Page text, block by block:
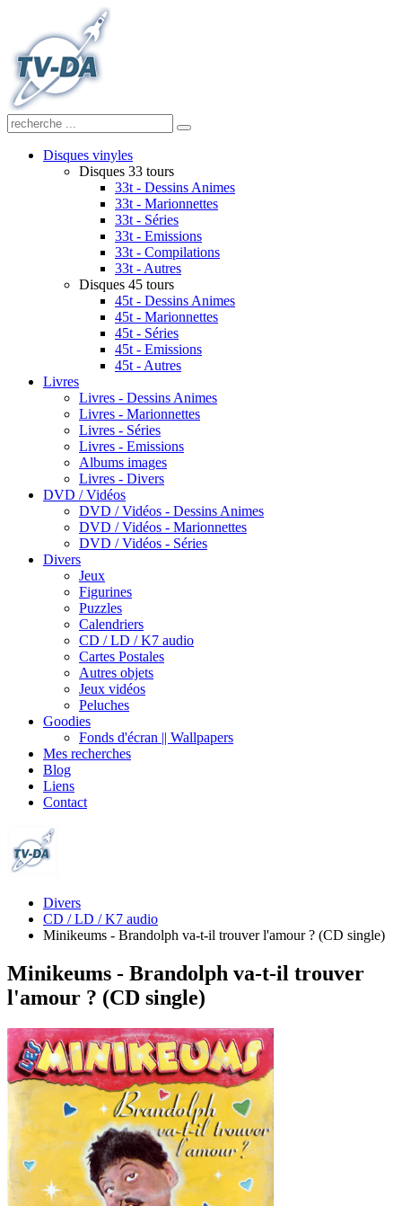
Disques vinyles
Disques 33 tours
33t - Dessins Animes
33t - Marionnettes
33t - Séries
33t - Emissions
33t - Compilations
33t - Autres
Disques 45 tours
45t - Dessins Animes
45t - Marionnettes
45t - Séries
45t - Emissions
45t - Autres
Livres
Livres - Dessins Animes
Livres - Marionnettes
Livres - Séries
Livres - Emissions
Albums images
Livres - Divers
DVD / Vidéos
DVD / Vidéos - Dessins Animes
DVD / Vidéos - Marionnettes
DVD / Vidéos - Séries
Divers
Jeux
Figurines
Puzzles
Calendriers
CD / LD / K7 audio
Cartes Postales
Autres objets
Jeux vidéos
Peluches
Goodies
Fonds d'écran || Wallpapers
Mes recherches
Blog
Liens
Contact
Divers
CD / LD / K7 audio
Minikeums - Brandolph va-t-il trouver l'amour ? (CD single)
Minikeums - Brandolph va-t-il trouver
l'amour ? (CD single)